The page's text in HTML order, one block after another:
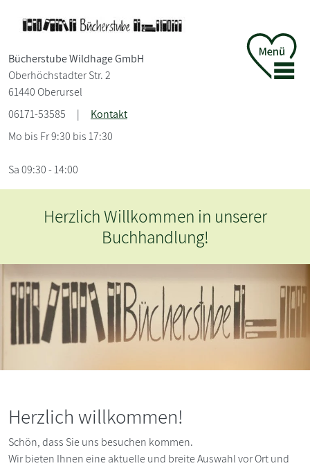
Bücherstube Wildhage GmbH
Oberhöchstadter Str. 2
61440 Oberursel
06171-53585
|
Kontakt
Mo bis Fr 9:30 bis 17:30
Sa 09:30 - 14:00
in unserer
Herzlich
Herzlich willkommen!
Schön, dass Sie uns besuchen kommen.
Wir bieten Ihnen eine aktuelle und breite Auswahl vor Ort und